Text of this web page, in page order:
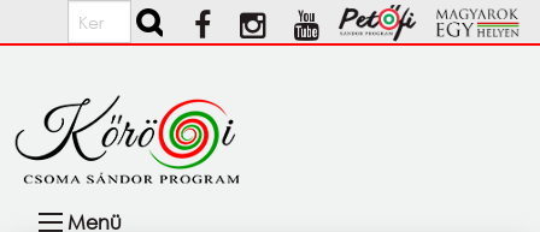
Ugrás a tartalomra
Keresés
Menü